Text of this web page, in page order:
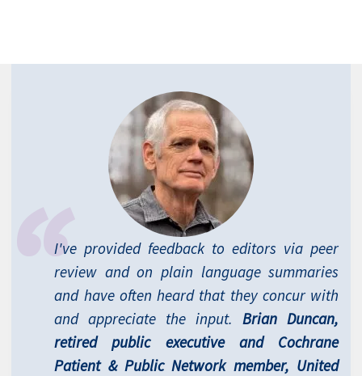
I've provided feedback to editors via peer
review and on plain language summaries
and have often heard that they concur with
and appreciate the input.Brian Duncan,
retired public executive and Cochrane
Patient & Public Network member, United